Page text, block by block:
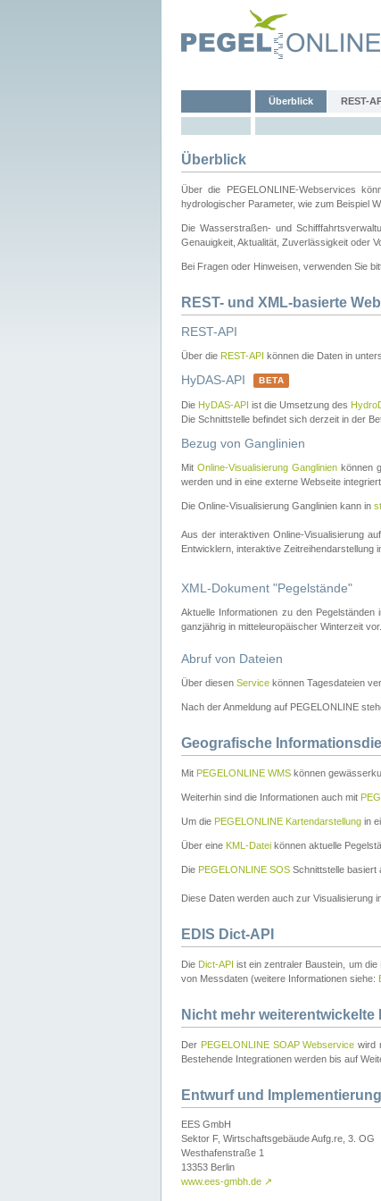
Überblick REST-
Überblick
Über die PEGELONLINE-Webservices
hydrologischer Parameter, wie zum Beispiel
Die Wasserstraßen- und
Genauigkeit, Aktualität, Zuverlässigkeit oder
Bei Fragen oder Hinweisen, verwenden Sie
REST- und XML-basierte
REST-API
Über die REST-API können die Daten in
HyDAS-API BETA
Die HyDAS-API ist die Umsetzung des
Die Schnittstelle befindet sich derzeit in der
Bezug von Ganglinien
MitOnline-Visualisierung Ganglinien können
werden und in eine externe Webseite
Die Online-Visualisierung Ganglinien kann in
Aus der interaktiven Online-Visualisierung
Entwicklern, interaktive Zeitreihendarstellung
XML-Dokument "Pegelstände"
Aktuelle Informationen zu den
ganzjährig in mitteleuropäischer Winterzeit vor.
Abruf von Dateien
Über diesen Service können Tagesdateien
Nach der Anmeldung auf PEGELONLINE
Geografische
Mit PEGELONLINE WMS können
Weiterhin sind die Informationen auch mit
Um die PEGELONLINE Kartendarstellung in
Über eine KML-Datei können aktuelle
Die PEGELONLINE SOS Schnittstelle basiert
Diese Daten werden auch zur Visualisierung
EDIS Dict-API
Die Dict-API ist ein zentraler Baustein, um
von Messdaten (weitere Informationen siehe:
Nicht mehr weiterentwickelte
Der PEGELONLINE SOAP Webservice wird
Bestehende Integrationen werden bis auf
Entwurf und Implementierung
EES GmbH
Sektor F, Wirtschaftsgebäude Aufg.re, 3. OG
Westhafenstraße 1
13353 Berlin
www.ees-gmbh.de ↗